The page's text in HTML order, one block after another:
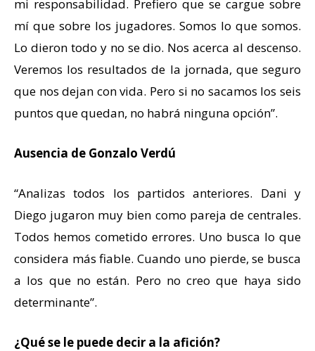
mi responsabilidad. Prefiero que se cargue sobre
mí que sobre los jugadores. Somos lo que somos.
Lo dieron todo y no se dio. Nos acerca al descenso.
Veremos los resultados de la jornada, que seguro
que nos dejan con vida. Pero si no sacamos los seis
puntos que quedan, no habrá ninguna opción”.
Ausencia de Gonzalo Verdú
“Analizas todos los partidos anteriores. Dani y
Diego jugaron muy bien como pareja de centrales.
Todos hemos cometido errores. Uno busca lo que
considera más fiable. Cuando uno pierde, se busca
a los que no están. Pero no creo que haya sido
determinante”.
¿Qué se le puede decir a la afición?